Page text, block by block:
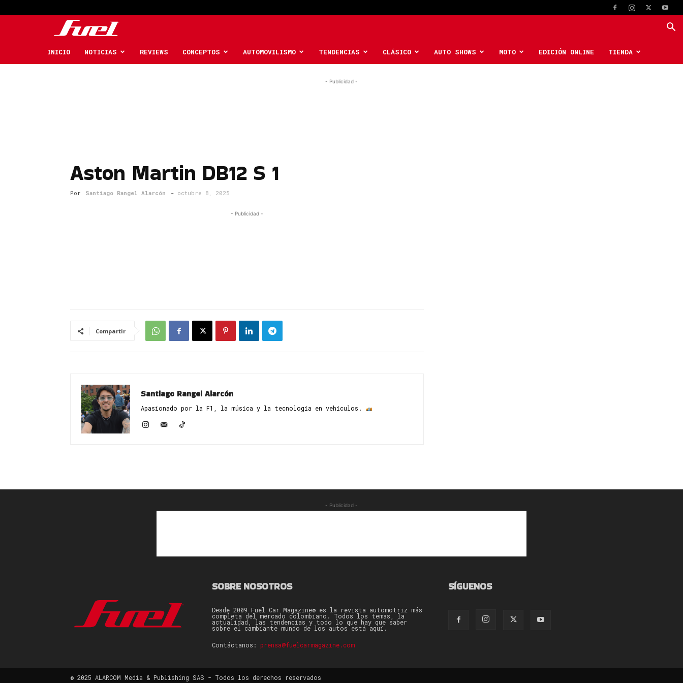
Car
INICIO NOTICIAS REVIEWS CONCEPTOS AUTOMOVILISMO TENDENCIAS CLÁSICO AUTO SHOWS MOTO EDICIÓN ONLINE TIENDA
- Publicidad -
Aston Martin DB12 S 1
Por Santiago Rangel Alarcón - octubre 8, 2025
- Publicidad -
Compartir
Santiago Rangel Alarcón
Apasionado por la F1, la música y la tecnología en vehículos. ​
- Publicidad -
SOBRE NOSOTROS
Desde 2009 Fuel Car Magazine® es la revista automotriz más
completa del mercado colombiano. Todos los temas, la
actualidad, las tendencias y todo lo que hay que saber
sobre el cambiante mundo de los autos está aquí.
Contáctanos: prensa@fuelcarmagazine.com
SÍGUENOS
© 2025 ALARCOM Media & Publishing SAS - Todos los derechos reservados